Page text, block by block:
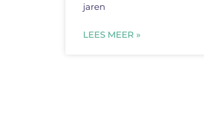
jaren
LEES MEER »